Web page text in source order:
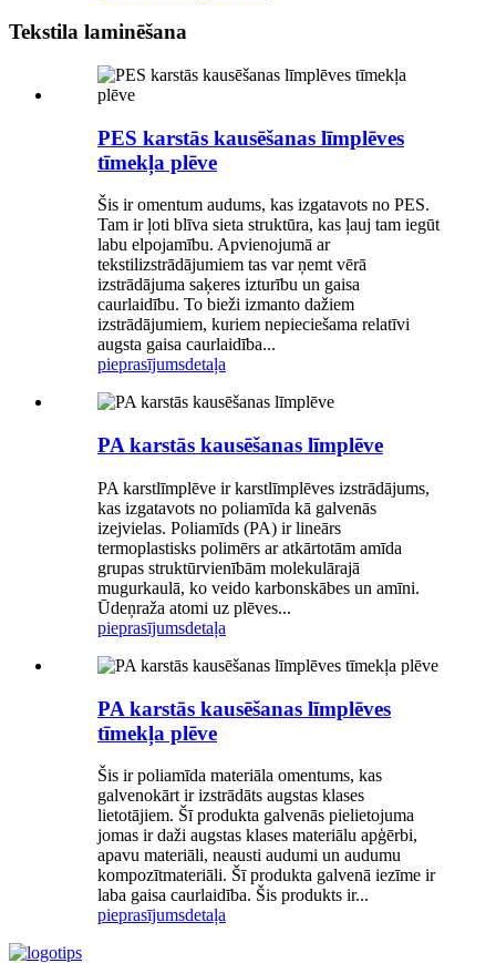
Tekstila laminēšana
PES karstās kausēšanas līmplēves
tīmekļa plēve
Šis ir omentum audums, kas izgatavots no PES.
Tam ir ļoti blīva sieta struktūra, kas ļauj tam iegūt
labu elpojamību. Apvienojumā ar
tekstilizstrādājumiem tas var ņemt vērā
izstrādājuma saķeres izturību un gaisa
caurlaidību. To bieži izmanto dažiem
izstrādājumiem, kuriem nepieciešama relatīvi
augsta gaisa caurlaidība...
pieprasījumsdetaļa
PA karstās kausēšanas līmplēve
PA karstlīmplēve ir karstlīmplēves izstrādājums,
kas izgatavots no poliamīda kā galvenās
izejvielas. Poliamīds (PA) ir lineārs
termoplastisks polimērs ar atkārtotām amīda
grupas struktūrvienībām molekulārajā
mugurkaulā, ko veido karbonskābes un amīni.
Ūdeņraža atomi uz plēves...
pieprasījumsdetaļa
PA karstās kausēšanas līmplēves
tīmekļa plēve
Šis ir poliamīda materiāla omentums, kas
galvenokārt ir izstrādāts augstas klases
lietotājiem. Šī produkta galvenās pielietojuma
jomas ir daži augstas klases materiālu apģērbi,
apavu materiāli, neausti audumi un audumu
kompozītmateriāli. Šī produkta galvenā iezīme ir
laba gaisa caurlaidība. Šis produkts ir...
pieprasījumsdetaļa